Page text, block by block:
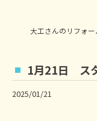
1月21日 ス
2025/01/21